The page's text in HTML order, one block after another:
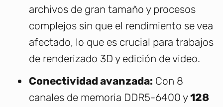
archivos de gran tamaño y procesos
complejos sin que el rendimiento se vea
afectado, lo que es crucial para trabajos
de renderizado 3D y edición de video.
Conectividad avanzada: Con 8
canales de memoria DDR5-6400 y128